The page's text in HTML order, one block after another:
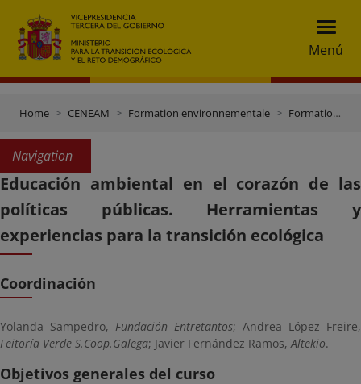
Menú
Home CENEAM Formation environnementale Formation CENEAM
Navigation
Educación ambiental en el corazón de las
políticas públicas. Herramientas y
experiencias para la transición ecológica
Coordinación
Yolanda Sampedro, Fundación Entretantos; Andrea López Freire,
Feitoría Verde S.Coop.Galega; Javier Fernández Ramos,Altekio.
Objetivos generales del curso